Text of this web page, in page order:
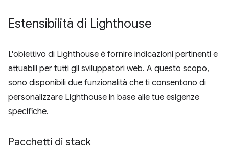
Estensibilità di Lighthouse
L'obiettivo di Lighthouse è fornire indicazioni pertinenti e
attuabili per tutti gli sviluppatori web. A questo scopo,
sono disponibili due funzionalità che ti consentono di
personalizzare Lighthouse in base alle tue esigenze
specifiche.
Pacchetti di stack